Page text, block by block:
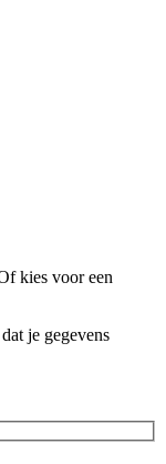
kies voor een
je gegevens